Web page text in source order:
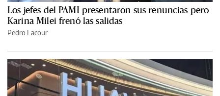
Los jefes del PAMI presentaron sus renuncias pero
Karina Milei frenó las salidas
Pedro Lacour